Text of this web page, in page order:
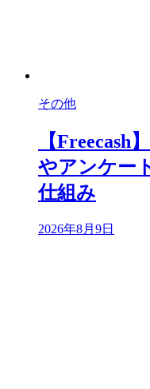
その他
【Freecash
やアンケー
仕組み
2026年8月9日